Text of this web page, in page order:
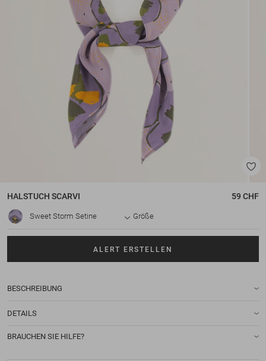
HALSTUCH SCARVI 59 CHF
Sweet Storm Setine Größe
ALERT ERSTELLEN
BESCHREIBUNG
DETAILS
BRAUCHEN SIE HILFE?